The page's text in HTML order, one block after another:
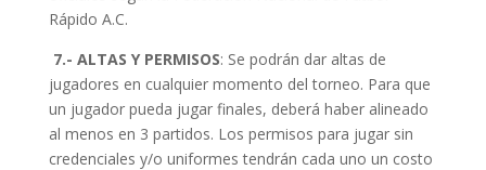
Rápido A.C.
7.- ALTAS Y PERMISOS: Se podrán dar altas de
jugadores en cualquier momento del torneo. Para que
un jugador pueda jugar finales, deberá haber alineado
al menos en 3 partidos. Los permisos para jugar sin
credenciales y/o uniformes tendrán cada uno un costo